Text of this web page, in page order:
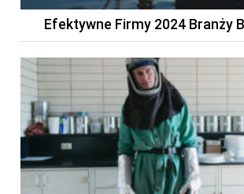
Efektywne Firmy 2024 Branży